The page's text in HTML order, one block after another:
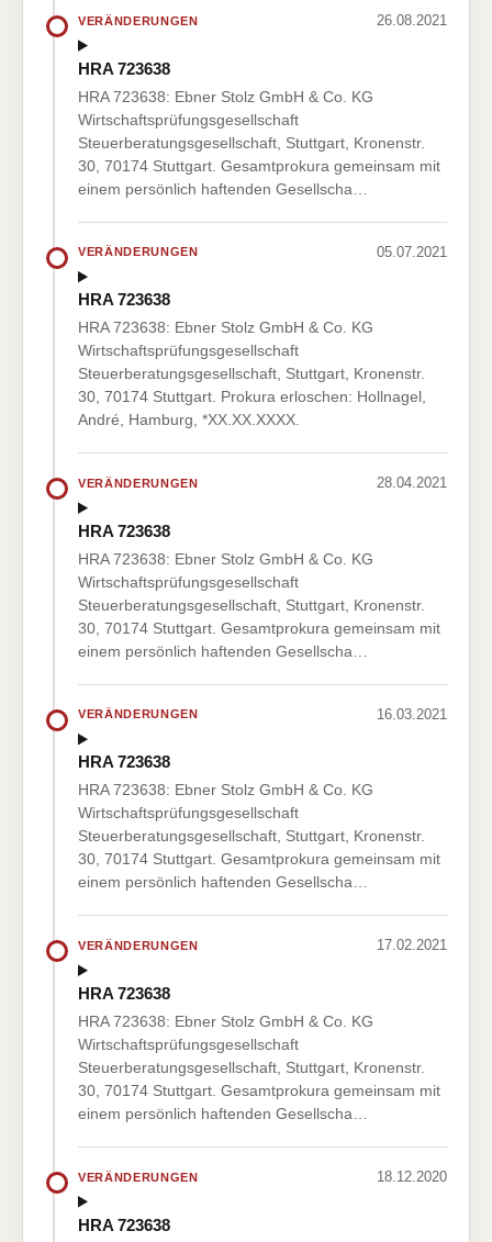
VERÄNDERUNGEN 26.08.2021
HRA 723638
HRA 723638: Ebner Stolz GmbH & Co. KG
Wirtschaftsprüfungsgesellschaft
Steuerberatungsgesellschaft, Stuttgart, Kronenstr.
30, 70174 Stuttgart. Gesamtprokura gemeinsam mit
einem persönlich haftenden Gesellscha…
VERÄNDERUNGEN 05.07.2021
HRA 723638
HRA 723638: Ebner Stolz GmbH & Co. KG
Wirtschaftsprüfungsgesellschaft
Steuerberatungsgesellschaft, Stuttgart, Kronenstr.
30, 70174 Stuttgart. Prokura erloschen: Hollnagel,
André, Hamburg, *XX.XX.XXXX.
VERÄNDERUNGEN 28.04.2021
HRA 723638
HRA 723638: Ebner Stolz GmbH & Co. KG
Wirtschaftsprüfungsgesellschaft
Steuerberatungsgesellschaft, Stuttgart, Kronenstr.
30, 70174 Stuttgart. Gesamtprokura gemeinsam mit
einem persönlich haftenden Gesellscha…
VERÄNDERUNGEN 16.03.2021
HRA 723638
HRA 723638: Ebner Stolz GmbH & Co. KG
Wirtschaftsprüfungsgesellschaft
Steuerberatungsgesellschaft, Stuttgart, Kronenstr.
30, 70174 Stuttgart. Gesamtprokura gemeinsam mit
einem persönlich haftenden Gesellscha…
VERÄNDERUNGEN 17.02.2021
HRA 723638
HRA 723638: Ebner Stolz GmbH & Co. KG
Wirtschaftsprüfungsgesellschaft
Steuerberatungsgesellschaft, Stuttgart, Kronenstr.
30, 70174 Stuttgart. Gesamtprokura gemeinsam mit
einem persönlich haftenden Gesellscha…
VERÄNDERUNGEN 18.12.2020
HRA 723638